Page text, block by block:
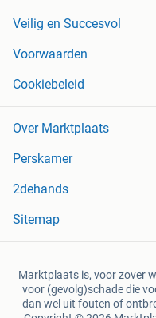
Veilig en Succesvol
Voorwaarden
Cookiebeleid
Over Marktplaats
Perskamer
2dehands
Sitemap
Marktplaats is, voor zover
voor (gevolg)schade die
dan wel uit fouten of